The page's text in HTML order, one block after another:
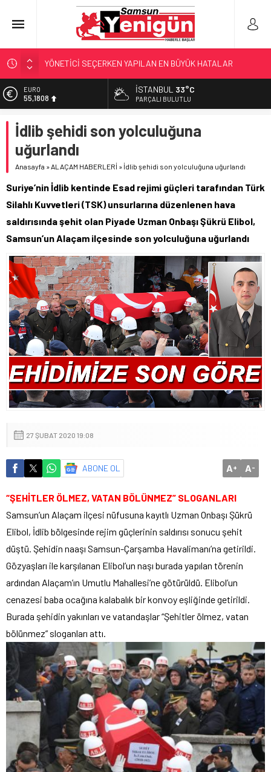
GERİ SAYIM BAŞLADI
SAMSUNSPOR’DA HEDEF 5’İNCİLİK!
‘BAFRA’YA YATIRIM YAPIN!’
YÖNETİCİ SEÇERKEN YAPILAN EN BÜYÜK HATALAR
EURO
55,1808
6.662,82
BİST
13.779,39
47,6961
İSTANBUL 33°C
PARÇALI BULUTLU
İdlib şehidi son yolculuğuna
uğurlandı
Anasayfa »ALAÇAM HABERLERİ » İdlib şehidi son yolculuğuna uğurlandı
Suriye’nin İdlib kentinde Esad rejimi güçleri tarafından Türk
Silahlı Kuvvetleri (TSK) unsurlarına düzenlenen hava
saldırısında şehit olan Piyade Uzman Onbaşı Şükrü Elibol,
Samsun’un Alaçam ilçesinde son yolculuğuna uğurlandı
27 ŞUBAT 2020 19:08
ABONE OL A+ A-
“ŞEHİTLER ÖLMEZ, VATAN BÖLÜNMEZ” SLOGANLARI
Samsun’un Alaçam ilçesi nüfusuna kayıtlı Uzman Onbaşı Şükrü
Elibol, İdlib bölgesinde rejim güçlerinin saldırısı sonucu şehit
düştü. Şehidin naaşı Samsun-Çarşamba Havalimanı’na getirildi.
Gözyaşları ile karşılanan Elibol’un naşı burada yapılan törenin
ardından Alaçam’ın Umutlu Mahallesi’ne götürüldü. Elibol’un
cenazesi baba ocağına kalabalık bir konvoy eşliğinde getirildi.
Burada şehidin yakınları ve vatandaşlar “Şehitler ölmez, vatan
bölünmez” sloganları attı.